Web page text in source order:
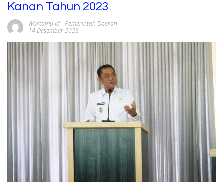
Kanan Tahun 2023
Wartamu Id- Pemerintah Daerah
14 Desember 2023